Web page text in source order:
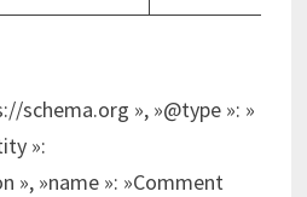
schema.org », »@type »: »
»:
», »name »: »Comment